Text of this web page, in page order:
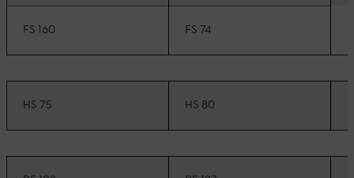
FS 160 FS 74
HS 75 HS 80